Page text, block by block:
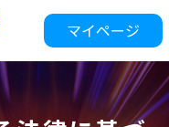
マイページ